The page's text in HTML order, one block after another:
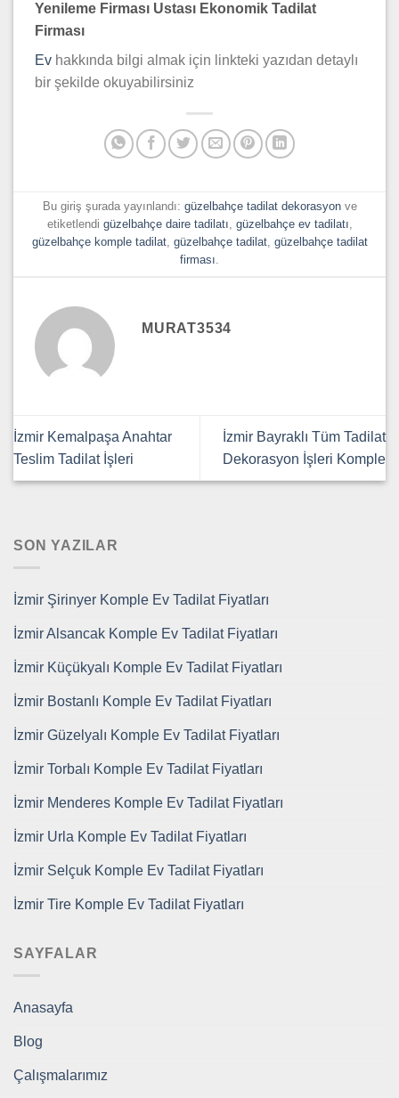
Yenileme Firması Ustası Ekonomik Tadilat
Firması
Ev hakkında bilgi almak için linkteki yazıdan detaylı
bir şekilde okuyabilirsiniz
Bu giriş şurada yayınlandı: güzelbahçe tadilat dekorasyonve
etiketlendi güzelbahçe daire tadilatı, güzelbahçe ev tadilatı,
güzelbahçe komple tadilat, güzelbahçe tadilat, güzelbahçe tadilat
firması.
MURAT3534
İzmir Kemalpaşa Anahtar
Teslim Tadilat İşleri
İzmir Bayraklı Tüm Tadilat
Dekorasyon İşleri Komple
SON YAZILAR
İzmir Şirinyer Komple Ev Tadilat Fiyatları
İzmir Alsancak Komple Ev Tadilat Fiyatları
İzmir Küçükyalı Komple Ev Tadilat Fiyatları
İzmir Bostanlı Komple Ev Tadilat Fiyatları
İzmir Güzelyalı Komple Ev Tadilat Fiyatları
İzmir Torbalı Komple Ev Tadilat Fiyatları
İzmir Menderes Komple Ev Tadilat Fiyatları
İzmir Urla Komple Ev Tadilat Fiyatları
İzmir Selçuk Komple Ev Tadilat Fiyatları
İzmir Tire Komple Ev Tadilat Fiyatları
SAYFALAR
Anasayfa
Blog
Çalışmalarımız